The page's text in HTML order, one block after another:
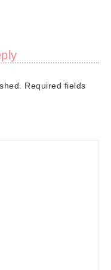
Required fields